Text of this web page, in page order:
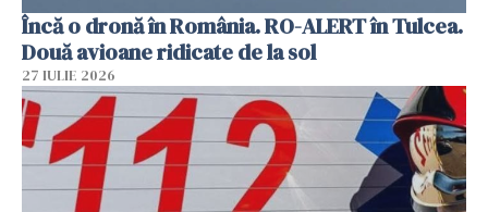
Încă o dronă în România. RO-ALERT în Tulcea.
Două avioane ridicate de la sol
27 IULIE 2026